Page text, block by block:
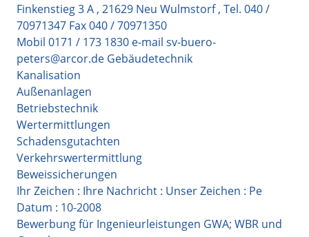
Finkenstieg 3 A , 21629 Neu Wulmstorf , Tel. 040 /
70971347 Fax 040 / 70971350
Mobil 0171 / 173 1830 e-mail sv-buero-
peters@arcor.de Gebäudetechnik
Kanalisation
Außenanlagen
Betriebstechnik
Wertermittlungen
Schadensgutachten
Verkehrswertermittlung
Beweissicherungen
Ihr Zeichen : Ihre Nachricht : Unser Zeichen : Pe
Datum : 10-2008
Bewerbung für Ingenieurleistungen GWA; WBR und